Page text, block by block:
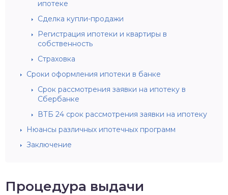
ипотеке
Сделка купли-продажи
Регистрация ипотеки и квартиры в
собственность
Страховка
Сроки оформления ипотеки в банке
Срок рассмотрения заявки на ипотеку в
Сбербанке
ВТБ 24 срок рассмотрения заявки на ипотеку
Нюансы различных ипотечных программ
Заключение
Процедура выдачи